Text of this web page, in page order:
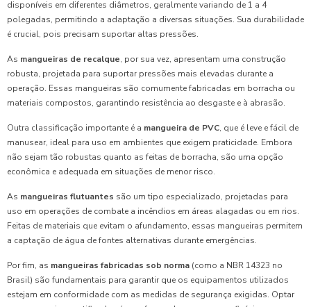
disponíveis em diferentes diâmetros, geralmente variando de 1 a 4
polegadas, permitindo a adaptação a diversas situações. Sua durabilidade
é crucial, pois precisam suportar altas pressões.
As mangueiras de recalque, por sua vez, apresentam uma construção
robusta, projetada para suportar pressões mais elevadas durante a
operação. Essas mangueiras são comumente fabricadas em borracha ou
materiais compostos, garantindo resistência ao desgaste e à abrasão.
Outra classificação importante é a mangueira de PVC, que é leve e fácil de
manusear, ideal para uso em ambientes que exigem praticidade. Embora
não sejam tão robustas quanto as feitas de borracha, são uma opção
econômica e adequada em situações de menor risco.
As mangueiras flutuantes são um tipo especializado, projetadas para
uso em operações de combate a incêndios em áreas alagadas ou em rios.
Feitas de materiais que evitam o afundamento, essas mangueiras permitem
a captação de água de fontes alternativas durante emergências.
Por fim, as mangueiras fabricadas sob norma (como a NBR 14323 no
Brasil) são fundamentais para garantir que os equipamentos utilizados
estejam em conformidade com as medidas de segurança exigidas. Optar